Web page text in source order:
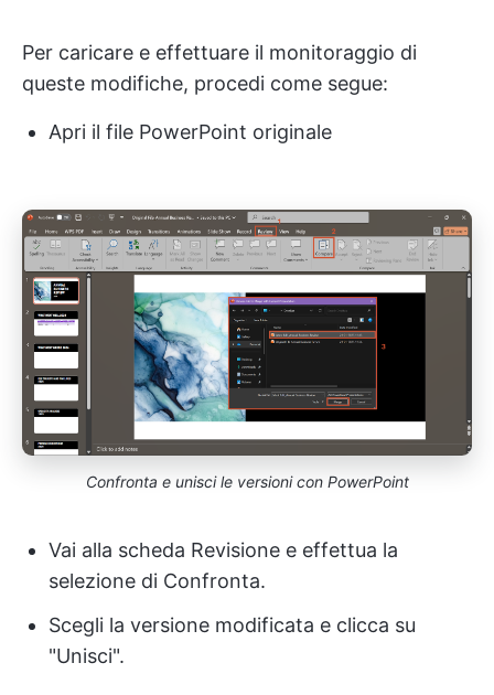
Per caricare e effettuare il monitoraggio di
queste modifiche, procedi come segue:
Apri il file PowerPoint originale
Confronta e unisci le versioni con PowerPoint
Vai alla scheda Revisione e effettua la
selezione di Confronta.
Scegli la versione modificata e clicca su
"Unisci".